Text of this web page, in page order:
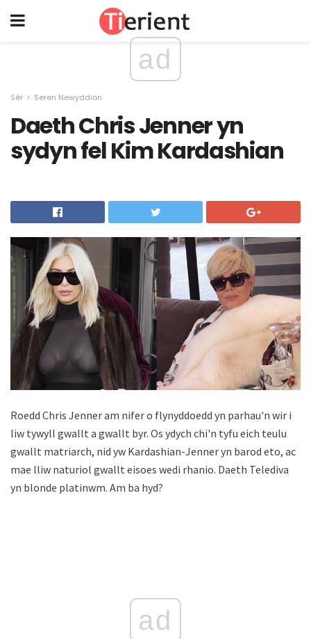
ad
Sêr Seren Newyddion
Daeth Chris Jenner yn
sydyn fel Kim Kardashian
Roedd Chris Jenner am nifer o flynyddoedd yn parhau'n wir i
liw tywyll gwallt a gwallt byr. Os ydych chi'n tyfu eich teulu
gwallt matriarch, nid yw Kardashian-Jenner yn barod eto, ac
mae lliw naturiol gwallt eisoes wedi rhanio. Daeth Telediva
yn blonde platinwm. Am ba hyd?
ad